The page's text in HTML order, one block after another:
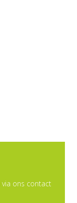
via ons contact